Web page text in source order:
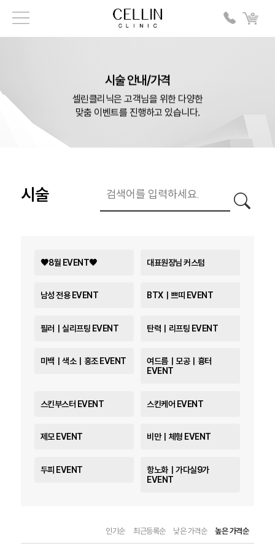
시술 안내/가격
셀린클리닉은 고객님을 위한 다양한
맞춤 이벤트를 진행하고 있습니다.
시술
🖤8월 EVENT🖤 대표원장님 커스텀
남성 전용 EVENT BTX｜쁘띠 EVENT
필러｜실리프팅 EVENT 탄력｜리프팅 EVENT
미백｜색소｜홍조 EVENT
여드름｜모공｜흉터
EVENT
스킨부스터 EVENT 스킨케어 EVENT
제모 EVENT 비만｜체형 EVENT
두피 EVENT
항노화｜가다실9가
EVENT
인기순 최근등록순 낮은 가격순 높은 가격순